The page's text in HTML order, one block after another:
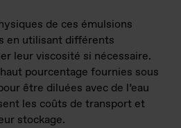
de ces émulsions
en utilisant différents
leur viscosité si nécessaire.
pourcentage fournies sous
être diluées avec de l’eau
les coûts de transport et
stockage.